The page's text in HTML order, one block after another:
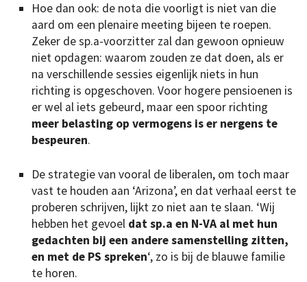
Hoe dan ook: de nota die voorligt is niet van die
aard om een plenaire meeting bijeen te roepen.
Zeker de sp.a-voorzitter zal dan gewoon opnieuw
niet opdagen: waarom zouden ze dat doen, als er
na verschillende sessies eigenlijk niets in hun
richting is opgeschoven. Voor hogere pensioenen is
er wel al iets gebeurd, maar een spoor richting
meer belasting op vermogens is er nergens te
bespeuren.
De strategie van vooral de liberalen, om toch maar
vast te houden aan ‘Arizona’, en dat verhaal eerst te
proberen schrijven, lijkt zo niet aan te slaan. ‘Wij
hebben het gevoel dat sp.a en N-VA al met hun
gedachten bij een andere samenstelling zitten,
en met de PS spreken‘, zo is bij de blauwe familie
te horen.